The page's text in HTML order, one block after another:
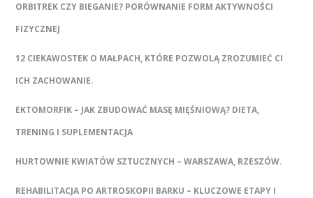
ORBITREK CZY BIEGANIE? PORÓWNANIE FORM AKTYWNOŚCI
FIZYCZNEJ
12 CIEKAWOSTEK O MAŁPACH, KTÓRE POZWOLĄ ZROZUMIEĆ CI
ICH ZACHOWANIE.
EKTOMORFIK – JAK ZBUDOWAĆ MASĘ MIĘŚNIOWĄ? DIETA,
TRENING I SUPLEMENTACJA
HURTOWNIE KWIATÓW SZTUCZNYCH – WARSZAWA, RZESZÓW.
REHABILITACJA PO ARTROSKOPII BARKU – KLUCZOWE ETAPY I